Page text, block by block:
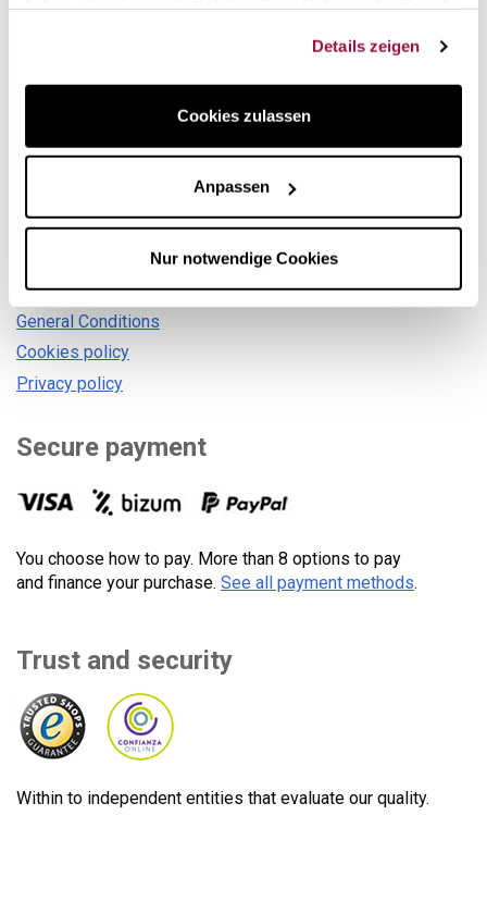
Details zeigen
Cookies zulassen
Anpassen
Nur notwendige Cookies
Contact us
Also in social networks:
Information
Shipping conditions
General Conditions
Cookies policy
Privacy policy
Secure payment
You choose how to pay. More than 8 options to pay
and finance your purchase. See all payment methods.
Trust and security
Within to independent entities that evaluate our quality.